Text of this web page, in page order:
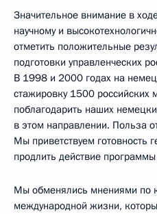
Значительное внимание в
научному и
отметить положительные
подготовки управленческих
В 1998 и 2000 годах на
стажировку 1500 российских
поблагодарить наших
в этом направлении. Польза
Мы приветствуем готовность
продлить действие
Мы обменялись мнениями по
международной жизни,